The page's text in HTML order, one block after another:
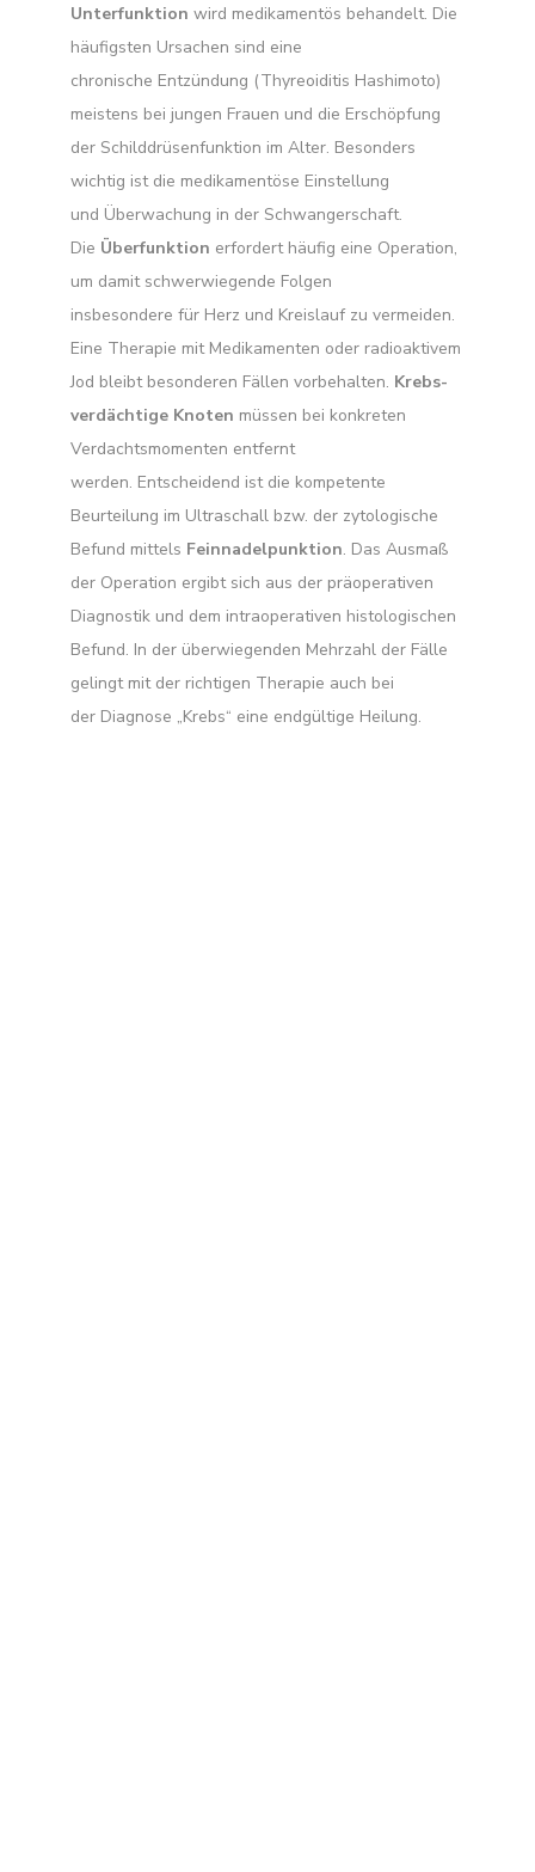
Unterfunktion wird medikamentös behandelt. Die
häufigsten Ursachen sind eine
chronische Entzündung (Thyreoiditis Hashimoto)
meistens bei jungen Frauen und die Erschöpfung
der Schilddrüsenfunktion im Alter. Besonders
wichtig ist die medikamentöse Einstellung
und Überwachung in der Schwangerschaft.
Die Überfunktion erfordert häufig eine Operation,
um damit schwerwiegende Folgen
insbesondere für Herz und Kreislauf zu vermeiden.
Eine Therapie mit Medikamenten oder radioaktivem
Jod bleibt besonderen Fällen vorbehalten. Krebs-
verdächtige Knoten müssen bei konkreten
Verdachtsmomenten entfernt
werden. Entscheidend ist die kompetente
Beurteilung im Ultraschall bzw. der zytologische
Befund mittels Feinnadelpunktion. Das Ausmaß
der Operation ergibt sich aus der präoperativen
Diagnostik und dem intraoperativen histologischen
Befund. In der überwiegenden Mehrzahl der Fälle
gelingt mit der richtigen Therapie auch bei
der Diagnose „Krebs“ eine endgültige Heilung.